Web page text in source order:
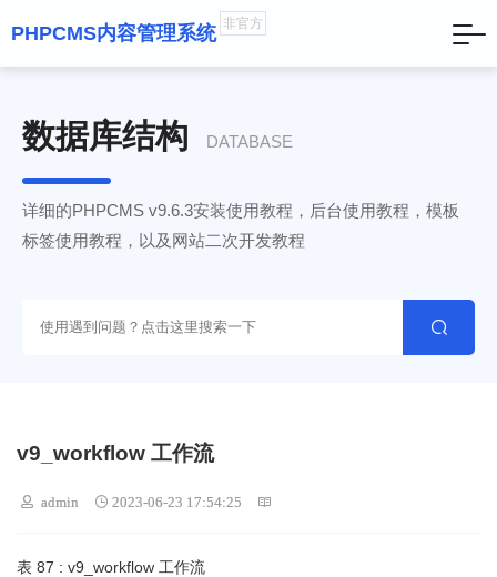
PHPCMS内容管理系统 非官方
数据库结构 DATABASE
详细的PHPCMS v9.6.3安装使用教程，后台使用教程，模板
标签使用教程，以及网站二次开发教程

v9_workflow 工作流
 admin  2023-06-23 17:54:25 
表 87 : v9_workflow 工作流